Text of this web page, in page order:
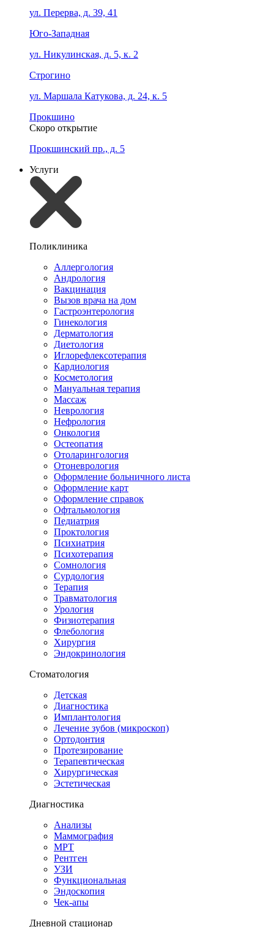
ул. Перерва, д. 39, 41
Юго-Западная
ул. Никулинская, д. 5, к. 2
Строгино
ул. Маршала Катукова, д. 24, к. 5
Прокшино
Скоро открытие
Прокшинский пр., д. 5
Услуги
Поликлиника
Аллергология
Андрология
Вакцинация
Вызов врача на дом
Гастроэнтерология
Гинекология
Дерматология
Диетология
Иглорефлексотерапия
Кардиология
Косметология
Мануальная терапия
Массаж
Неврология
Нефрология
Онкология
Остеопатия
Отоларингология
Отоневрология
Оформление больничного листа
Оформление карт
Оформление справок
Офтальмология
Педиатрия
Проктология
Психиатрия
Психотерапия
Сомнология
Сурдология
Терапия
Травматология
Урология
Физиотерапия
Флебология
Хирургия
Эндокринология
Стоматология
Детская
Диагностика
Имплантология
Лечение зубов (микроскоп)
Ортодонтия
Протезирование
Терапевтическая
Хирургическая
Эстетическая
Диагностика
Анализы
Маммография
МРТ
Рентген
УЗИ
Функциональная
Эндоскопия
Чек-апы
Дневной стационар